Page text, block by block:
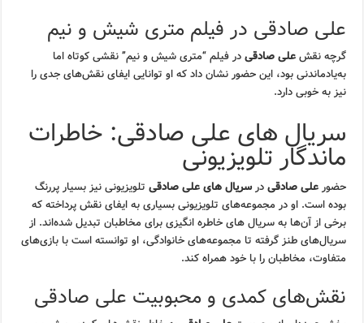
علی صادقی در فیلم متری شیش و نیم
گرچه نقشعلی صادقیدر فیلم “متری شیش و نیم” نقشی کوتاه اما
به‌یادماندنی بود، این حضور نشان داد که او توانایی ایفای نقش‌های جدی را
نیز به خوبی دارد.
سریال های علی صادقی: خاطرات
ماندگار تلویزیونی
حضورعلی صادقیدرسریال های علی صادقی تلویزیونی نیز بسیار پررنگ
بوده است. او در مجموعه‌های تلویزیونی بسیاری به ایفای نقش پرداخته که
برخی از آن‌ها به سریال های خاطره انگیزی برای مخاطبان تبدیل شده‌اند. از
سریال‌های طنز گرفته تا مجموعه‌های خانوادگی، او توانسته است با بازی‌های
متفاوت، مخاطبان را با خود همراه کند.
نقش‌های کمدی و محبوبیت علی صادقی